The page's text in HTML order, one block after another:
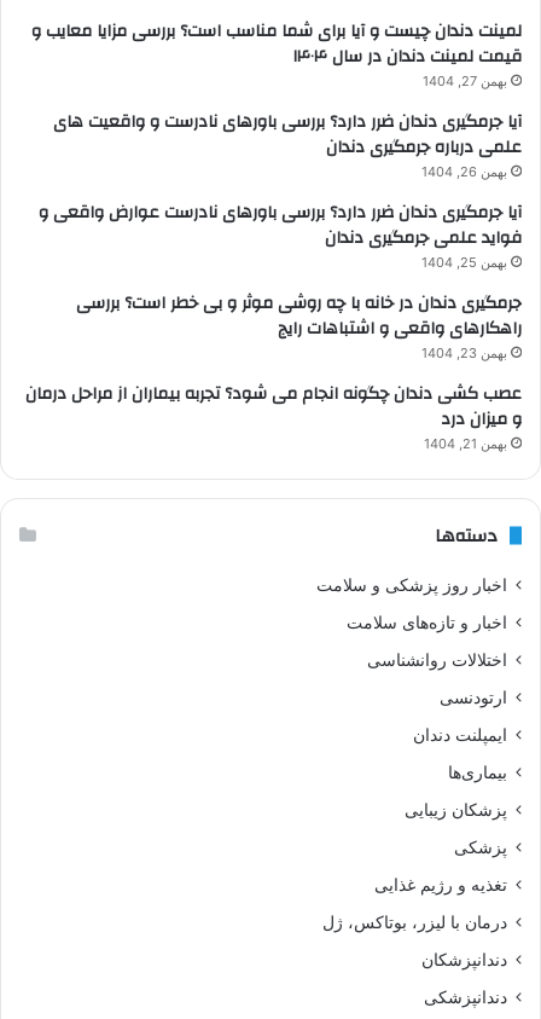
لمینت دندان چیست و آیا برای شما مناسب است؟ بررسی مزایا معایب و
قیمت لمینت دندان در سال ۱۴۰۴
بهمن 27, 1404
آیا جرمگیری دندان ضرر دارد؟ بررسی باورهای نادرست و واقعیت های
علمی درباره جرمگیری دندان
بهمن 26, 1404
آیا جرمگیری دندان ضرر دارد؟ بررسی باورهای نادرست عوارض واقعی و
فواید علمی جرمگیری دندان
بهمن 25, 1404
جرمگیری دندان در خانه با چه روشی موثر و بی خطر است؟ بررسی
راهکارهای واقعی و اشتباهات رایج
بهمن 23, 1404
عصب کشی دندان چگونه انجام می شود؟ تجربه بیماران از مراحل درمان
و میزان درد
بهمن 21, 1404
دسته‌ها
اخبار روز پزشکی و سلامت
اخبار و تازه‌های سلامت
اختلالات روانشناسی
ارتودنسی
ایمپلنت دندان
بیماری‌ها
پزشکان زیبایی
پزشکی
تغذیه و رژیم غذایی
درمان با لیزر، بوتاکس، ژل
دندانپزشکان
دندانپزشکی